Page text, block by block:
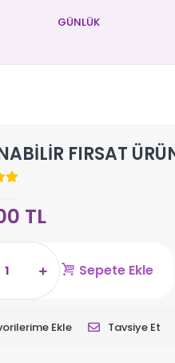
GÜNLÜK
FIRSAT
TL
Sepete Ekle
Ekle Tavsiye Et